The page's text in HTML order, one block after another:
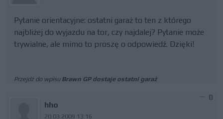
Pytanie orientacyjne: ostatni garaż to ten z którego
najbliżej do wyjazdu na tor, czy najdalej? Pytanie może
trywialne, ale mimo to proszę o odpowiedź. Dzięki!
Przejdź do wpisu Brawn GP dostaje ostatni garaż
hho
20.03.2009 13:16
0